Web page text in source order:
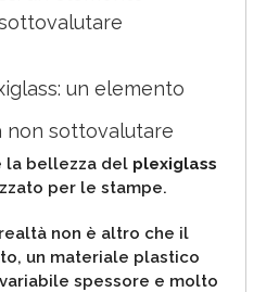
un elemento
non sottovalutare
la bellezza del plexiglass
per le stampe.
non è altro che il
un materiale plastico
spessore e molto